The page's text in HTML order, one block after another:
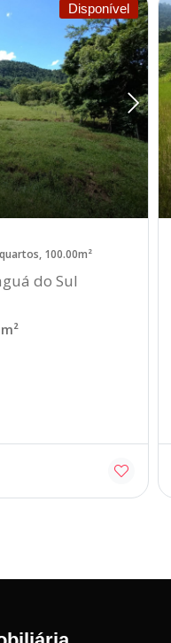
Disponível
100.00m²
do Sul